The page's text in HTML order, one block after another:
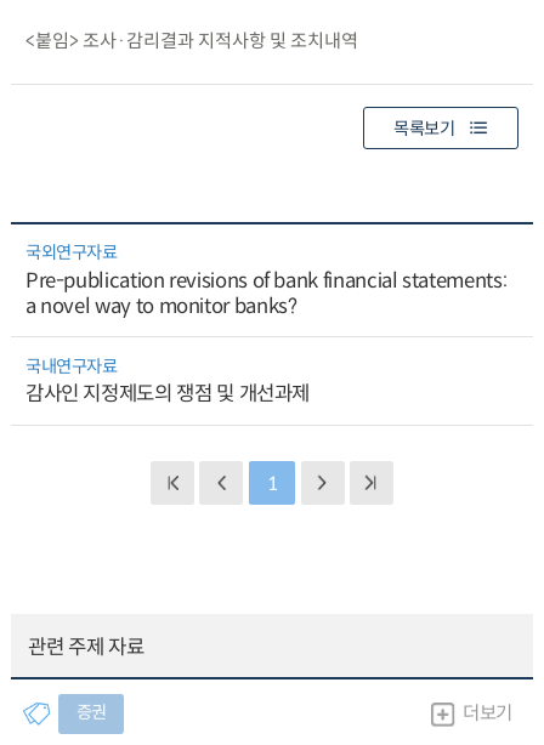
<붙임> 조사·감리결과 지적사항 및 조치내역
목록보기
국외연구자료
Pre-publication revisions of bank financial statements:
a novel way to monitor banks?
국내연구자료
감사인 지정제도의 쟁점 및 개선과제
1
관련 주제 자료
증권 더보기